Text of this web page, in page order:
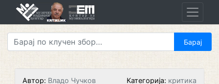
Автор: Владо Чучков Категорија: критика